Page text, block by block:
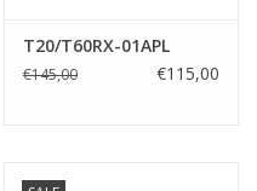
T20/T60RX-01APL
€145,00 €115,00